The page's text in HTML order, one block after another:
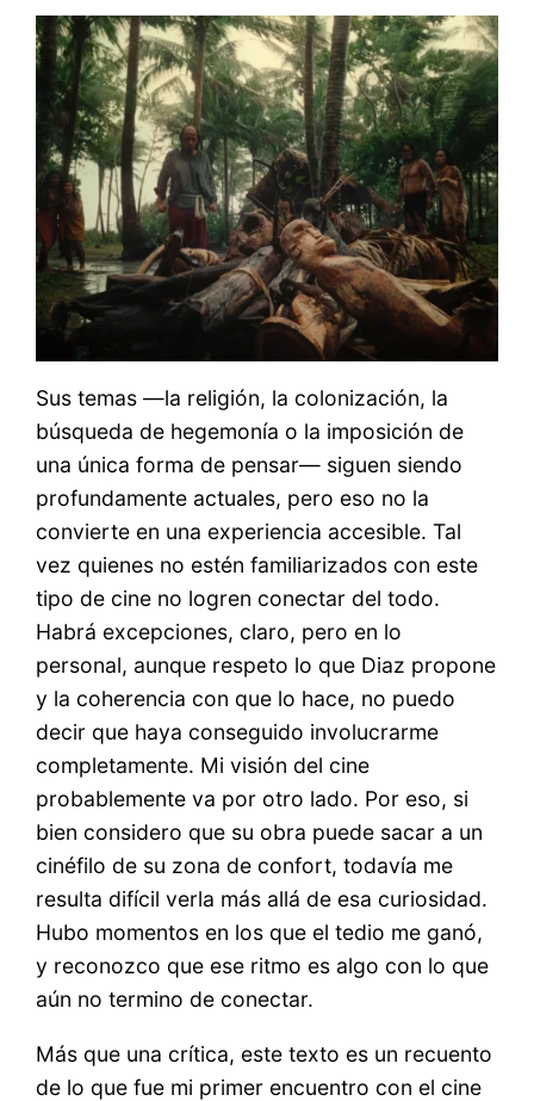
Sus temas —la religión, la colonización, la
búsqueda de hegemonía o la imposición de
una única forma de pensar— siguen siendo
profundamente actuales, pero eso no la
convierte en una experiencia accesible. Tal
vez quienes no estén familiarizados con este
tipo de cine no logren conectar del todo.
Habrá excepciones, claro, pero en lo
personal, aunque respeto lo que Diaz propone
y la coherencia con que lo hace, no puedo
decir que haya conseguido involucrarme
completamente. Mi visión del cine
probablemente va por otro lado. Por eso, si
bien considero que su obra puede sacar a un
cinéfilo de su zona de confort, todavía me
resulta difícil verla más allá de esa curiosidad.
Hubo momentos en los que el tedio me ganó,
y reconozco que ese ritmo es algo con lo que
aún no termino de conectar.
Más que una crítica, este texto es un recuento
de lo que fue mi primer encuentro con el cine